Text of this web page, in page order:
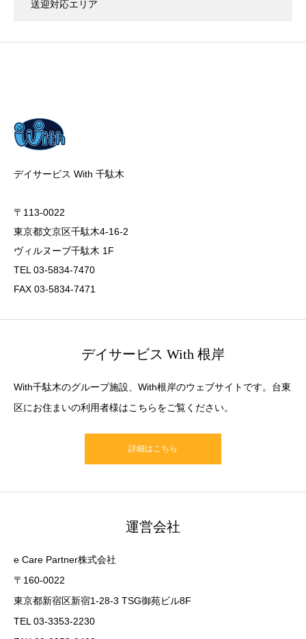
送迎対応エリア
デイサービス With 千駄木
〒113-0022
東京都文京区千駄木4-16-2
ヴィルヌーブ千駄木 1F
TEL 03-5834-7470
FAX 03-5834-7471
デイサービス With 根岸
With千駄木のグループ施設、With根岸のウェブサイトです。台東
区にお住まいの利用者様はこちらをご覧ください。
詳細はこちら
運営会社
e Care Partner株式会社
〒160-0022
東京都新宿区新宿1-28-3 TSG御苑ビル8F
TEL 03-3353-2230